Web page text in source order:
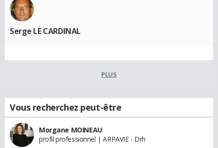
Serge LE CARDINAL
PLUS
Vous recherchez peut-être
Morgane MOINEAU
profil professionnel | ARPAVIE - Drh